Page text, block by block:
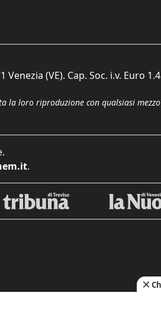
(VE). Cap. Soc. i.v. Euro
loro riproduzione con qualsiasi
.